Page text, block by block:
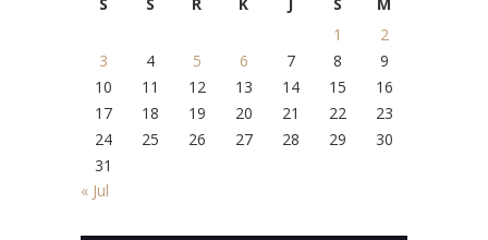
1
2
3
4 5 6 7 8
9
10
11 12 13 14 15
16
17
18 19 20 21 22
23
24
25 26 27 28 29
30
31
« Jul